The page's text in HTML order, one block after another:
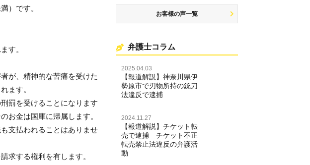
）です。
す。
が、精神的な苦痛を受けた
ます。
罰を受けることになります
お金は国庫に帰属します。
支払われることはありませ
求する権利を有します。
お客様の声一覧
弁護士コラム
2025.04.03
【報道解説】神奈川県伊
勢原市で刃物所持の銃刀
法違反で逮捕
2024.11.27
【報道解説】チケット転
売で逮捕 チケット不正
転売禁止法違反の弁護活
動